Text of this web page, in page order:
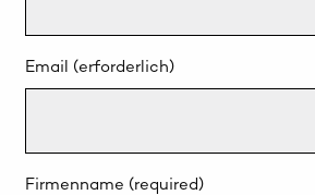
Email (erforderlich)
Firmenname (required)